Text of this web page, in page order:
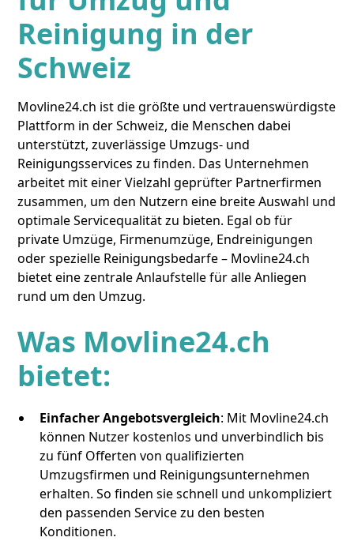
Reinigung in der
Schweiz
Movline24.ch ist die größte und vertrauenswürdigste
Plattform in der Schweiz, die Menschen dabei
unterstützt, zuverlässige Umzugs- und
Reinigungsservices zu finden. Das Unternehmen
arbeitet mit einer Vielzahl geprüfter Partnerfirmen
zusammen, um den Nutzern eine breite Auswahl und
optimale Servicequalität zu bieten. Egal ob für
private Umzüge, Firmenumzüge, Endreinigungen
oder spezielle Reinigungsbedarfe – Movline24.ch
bietet eine zentrale Anlaufstelle für alle Anliegen
rund um den Umzug.
Was Movline24.ch
bietet:
Einfacher Angebotsvergleich: Mit Movline24.ch
können Nutzer kostenlos und unverbindlich bis
zu fünf Offerten von qualifizierten
Umzugsfirmen und Reinigungsunternehmen
erhalten. So finden sie schnell und unkompliziert
den passenden Service zu den besten
Konditionen.